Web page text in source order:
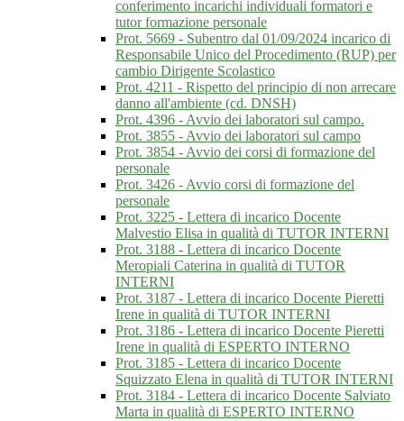
conferimento incarichi individuali formatori e
tutor formazione personale
Prot. 5669 - Subentro dal 01/09/2024 incarico di
Responsabile Unico del Procedimento (RUP) per
cambio Dirigente Scolastico
Prot. 4211 - Rispetto del principio di non arrecare
danno all'ambiente (cd. DNSH)
Prot. 4396 - Avvio dei laboratori sul campo.
Prot. 3855 - Avvio dei laboratori sul campo
Prot. 3854 - Avvio dei corsi di formazione del
personale
Prot. 3426 - Avvio corsi di formazione del
personale
Prot. 3225 - Lettera di incarico Docente
Malvestio Elisa in qualità di TUTOR INTERNI
Prot. 3188 - Lettera di incarico Docente
Meropiali Caterina in qualità di TUTOR
INTERNI
Prot. 3187 - Lettera di incarico Docente Pieretti
Irene in qualità di TUTOR INTERNI
Prot. 3186 - Lettera di incarico Docente Pieretti
Irene in qualità di ESPERTO INTERNO
Prot. 3185 - Lettera di incarico Docente
Squizzato Elena in qualità di TUTOR INTERNI
Prot. 3184 - Lettera di incarico Docente Salviato
Marta in qualità di ESPERTO INTERNO